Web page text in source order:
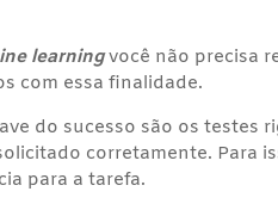
learningvocê não precisa
com essa finalidade.
do sucesso são os testes
corretamente. Para
para a tarefa.